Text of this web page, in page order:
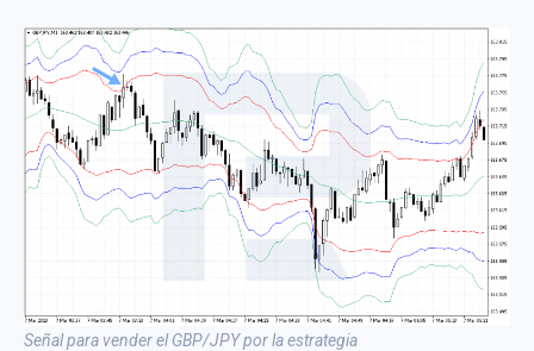
Señal para vender el GBP/JPY por la estrategia